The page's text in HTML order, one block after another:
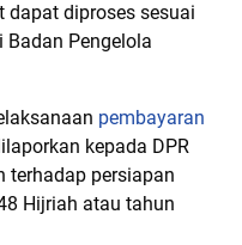
dapat diproses sesuai
Pengelola
pembayaran
kepada DPR
terhadap persiapan
Hijriah atau tahun